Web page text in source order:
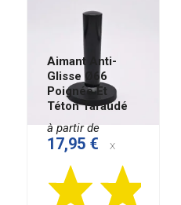
Aimant Anti-
Glisse Ø66
Poignée Et
Téton Taraudé
à partir de
17,95 € x